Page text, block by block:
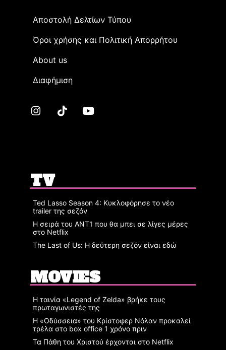
Αποστολή Δελτίων Τύπου
Όροι χρήσης και Πολιτική Απορρήτου
Αbout us
Διαφήμιση
TV
Ted Lasso Season 4: Κυκλοφόρησε το νέο
trailer της σεζόν
Η σειρά του ΑΝΤ1 που θα μπει σε λίγες μέρες
στο Netflix
The Last of Us: Η δεύτερη σεζόν είναι εδώ
MOVIES
Η ταινία «Legend of Zelda» βρήκε τους
πρωταγωνιστές της
Η «Οδύσσεια» του Κρίστοφερ Νόλαν προκαλεί
τρέλα στο box office 1 χρόνο πριν
Τα Πάθη του Χριστού έρχονται στο Netflix